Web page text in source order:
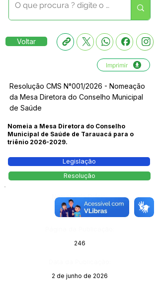
Voltar
Imprimir
Resolução CMS N°001/2026 - Nomeação
da Mesa Diretora do Conselho Municipal
de Saúde
Nomeia a Mesa Diretora do Conselho
Municipal de Saúde de Tarauacá para o
triênio 2026-2029.
Legislação
Resolução
Número do Diário:
14278
246
2 de junho de 2026